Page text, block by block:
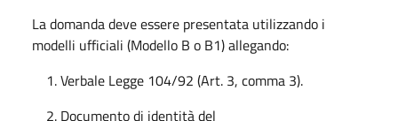
La domanda deve essere presentata utilizzando i
modelli ufficiali (Modello B o B1) allegando:
Verbale Legge 104/92 (Art. 3, comma 3).
Documento di identità del